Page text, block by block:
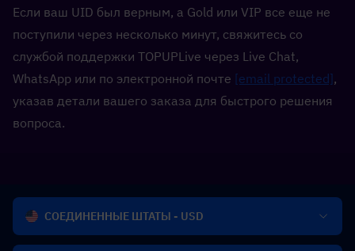
Если ваш UID был верным, а Gold или VIP все еще не
поступили через несколько минут, свяжитесь со
службой поддержки TOPUPLive через Live Chat,
WhatsApp или по электронной почте [email protected],
указав детали вашего заказа для быстрого решения
вопроса.
СОЕДИНЕННЫЕ ШТАТЫ - USD